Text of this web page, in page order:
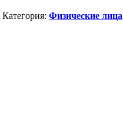
Категория: Физические лица